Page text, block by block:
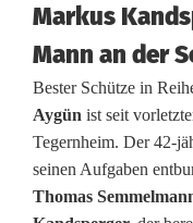
h
t
e
t
d
Markus
Mann an der
Bester Schütze in
Aygün ist seit
Tegernheim. Der 42-
seinen Aufgaben
Thomas